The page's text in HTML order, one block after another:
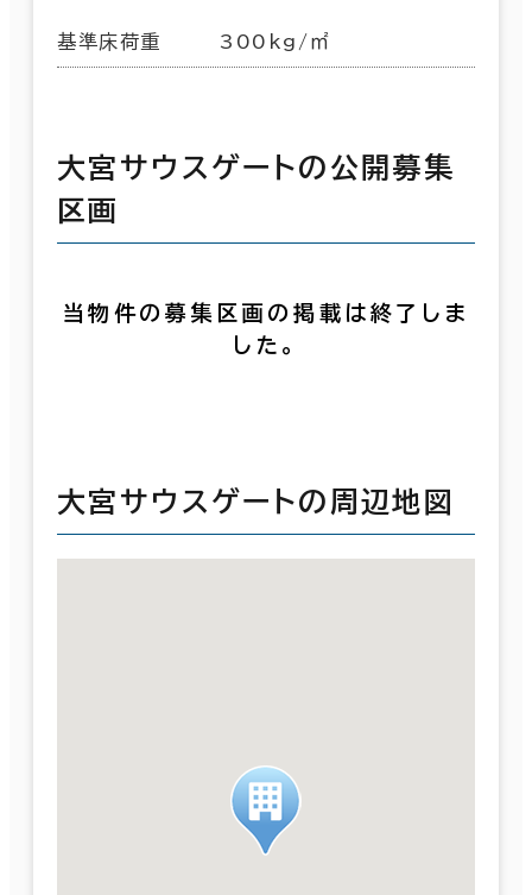
基準床荷重 300kg/㎡
大宮サウスゲートの公開募集
区画
当物件の募集区画の掲載は終了しま
した。
大宮サウスゲートの周辺地図